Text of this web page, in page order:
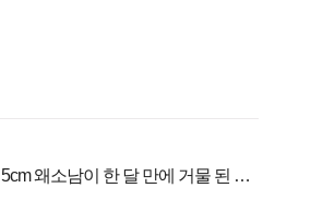
5cm 왜소남이 한 달 만에 거물 된 사